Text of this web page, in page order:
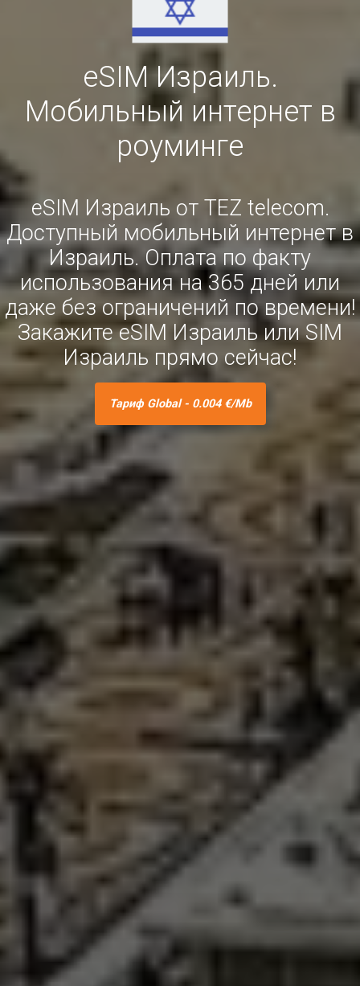
Помощь и поддержка
Покупка и пополнение
Зарегистрироваться
eSIM Израиль.
Мобильный интернет в
роуминге
eSIM Израиль от TEZ telecom.
Доступный мобильный интернет в
Израиль. Оплата по факту
использования на 365 дней или
даже без ограничений по времени!
Закажите eSIM Израиль или SIM
Израиль прямо сейчас!
Тариф Global - 0.004 €/Mb